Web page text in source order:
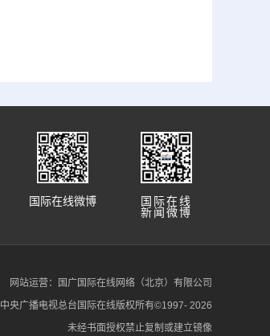
国际在线
新闻微博
国际在线微博
网站运营：国广国际在线网络（北京）有限公司
中央广播电视总台国际在线版权所有©1997- 2026
未经书面授权禁止复制或建立镜像